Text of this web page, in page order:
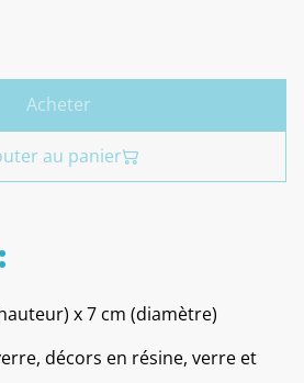
Acheter
au panier
x 7 cm (diamètre)
décors en résine, verre et